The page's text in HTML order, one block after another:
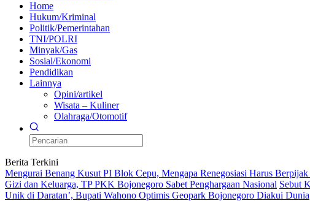
Home
Hukum/Kriminal
Politik/Pemerintahan
TNI/POLRI
Minyak/Gas
Sosial/Ekonomi
Pendidikan
Lainnya
Opini/artikel
Wisata – Kuliner
Olahraga/Otomotif
Berita Terkini
Mengurai Benang Kusut PI Blok Cepu, Mengapa Renegosiasi Harus
Gizi dan Keluarga, TP PKK Bojonegoro Sabet Penghargaan Nasional Sebut
Unik di Daratan’, Bupati Wahono Optimis Geopark Bojonegoro Diakui Dunia